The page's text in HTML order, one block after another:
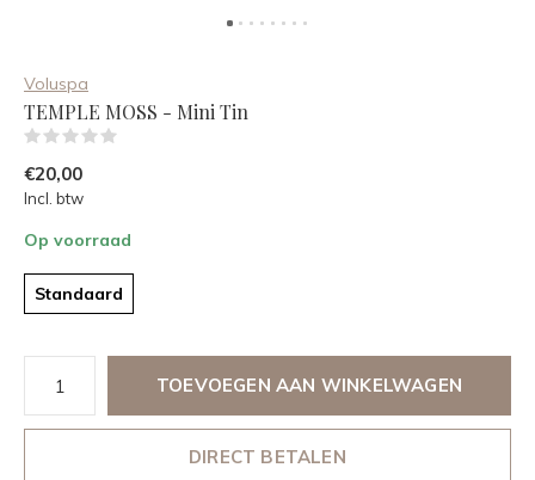
Voluspa
TEMPLE MOSS - Mini Tin
€20,00
Incl. btw
Op voorraad
Standaard
TOEVOEGEN AAN WINKELWAGEN
DIRECT BETALEN